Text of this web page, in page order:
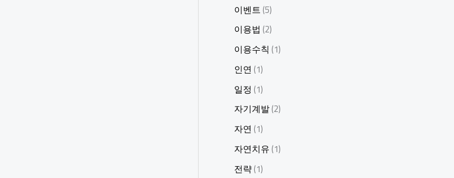
이벤트(5)
이용법 (2)
이용수칙 (1)
인연(1)
일정 (1)
자기계발(2)
자연(1)
자연치유(1)
전략(1)